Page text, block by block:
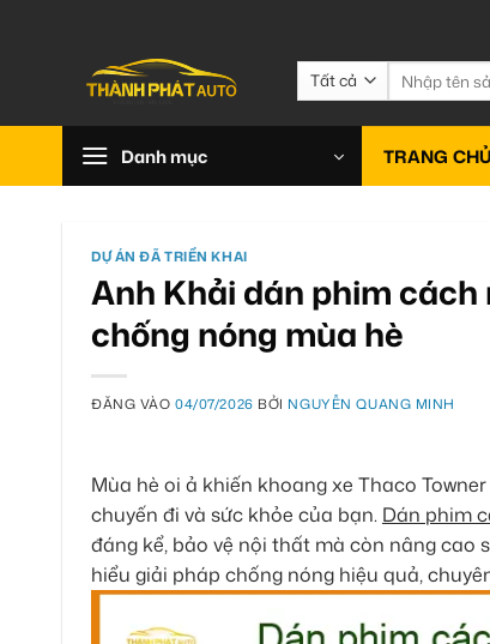
Tìm
kiếm:
Danh mục TRANG CHỦ
DỰ ÁN ĐÃ TRIỂN KHAI
Anh Khải dán phim cách
chống nóng mùa hè
ĐĂNG VÀO04/07/2026 BỞI NGUYỄN QUANG MINH
Mùa hè oi ả khiến khoang xe Thaco
chuyến đi và sức khỏe của bạn. Dán phim
đáng kể, bảo vệ nội thất mà còn nâng cao
hiểu giải pháp chống nóng hiệu quả,